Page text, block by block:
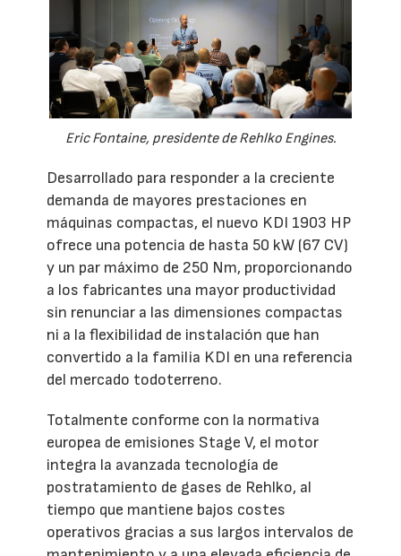
Eric Fontaine, presidente de Rehlko Engines.
Desarrollado para responder a la creciente
demanda de mayores prestaciones en
máquinas compactas, el nuevo KDI 1903 HP
ofrece una potencia de hasta 50 kW (67 CV)
y un par máximo de 250 Nm, proporcionando
a los fabricantes una mayor productividad
sin renunciar a las dimensiones compactas
ni a la flexibilidad de instalación que han
convertido a la familia KDI en una referencia
del mercado todoterreno.
Totalmente conforme con la normativa
europea de emisiones Stage V, el motor
integra la avanzada tecnología de
postratamiento de gases de Rehlko, al
tiempo que mantiene bajos costes
operativos gracias a sus largos intervalos de